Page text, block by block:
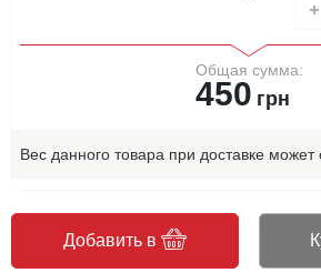
Общая сумма:
450 грн
Вес данного товара при доставке может
Добавить в